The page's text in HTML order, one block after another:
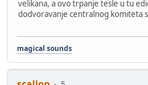
velikana, a ovo trpanje tesle u tu
dodvoravanje centralnog komiteta
magical sounds